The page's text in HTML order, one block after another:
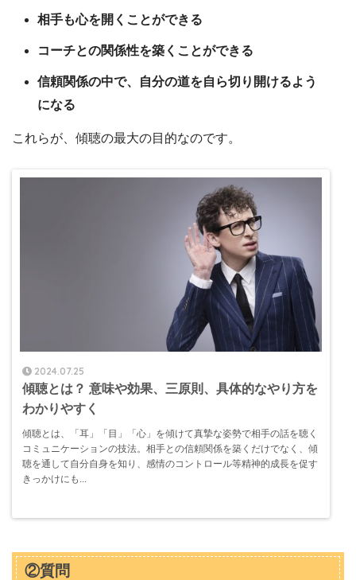
相手も心を開くことができる
コーチとの関係性を築くことができる
信頼関係の中で、自分の道を自ら切り開けるよう
になる
これらが、傾聴の最大の目的なのです。
2024.07.25
傾聴とは？ 意味や効果、三原則、具体的なやり方を
わかりやすく
傾聴とは、「耳」「目」「心」を傾けて真摯な姿勢で相手の話を聴く
コミュニケーションの技法。相手との信頼関係を築くだけでなく、傾
聴を通して自分自身を知り、感情のコントロール等精神的成長を促す
きっかけにも...
②質問